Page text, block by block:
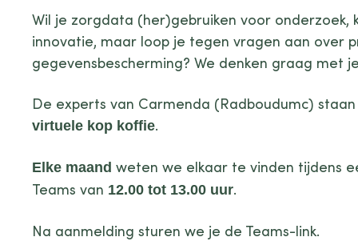
Wil je zorgdata (her)gebruiken voor
innovatie, maar loop je tegen vragen aan over
gegevensbescherming? We denken graag met
De experts van Carmenda (Radboudumc)
virtuele kop koffie.
Elke maand weten we elkaar te vinden tijdens
Teams van 12.00 tot 13.00 uur.
Na aanmelding sturen we je de Teams-link.